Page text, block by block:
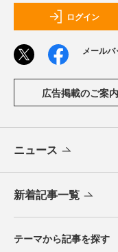
ログイン
メール
広告掲載のご案内
ニュース
新着記事一覧
テーマから記事を探す